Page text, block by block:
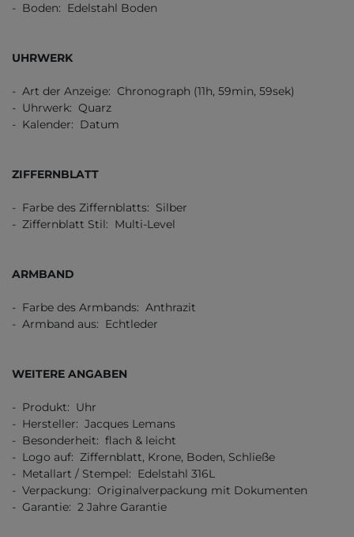
- Boden: Edelstahl Boden
UHRWERK
- Art der Anzeige: Chronograph (11h, 59min, 59sek)
- Uhrwerk: Quarz
- Kalender: Datum
ZIFFERNBLATT
- Farbe des Ziffernblatts: Silber
- Ziffernblatt Stil: Multi-Level
ARMBAND
- Farbe des Armbands: Anthrazit
- Armband aus: Echtleder
WEITERE ANGABEN
- Produkt: Uhr
- Hersteller: Jacques Lemans
- Besonderheit: flach & leicht
- Logo auf: Ziffernblatt, Krone, Boden, Schließe
- Metallart / Stempel: Edelstahl 316L
- Verpackung: Originalverpackung mit Dokumenten
- Garantie: 2 Jahre Garantie